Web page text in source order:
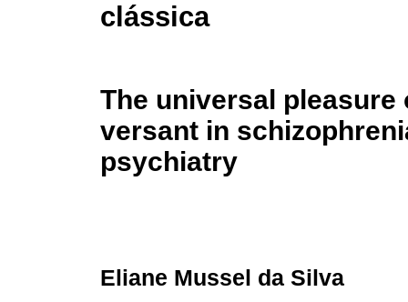
clássica
The universal
versant in
psychiatry
Eliane Mussel da Silva